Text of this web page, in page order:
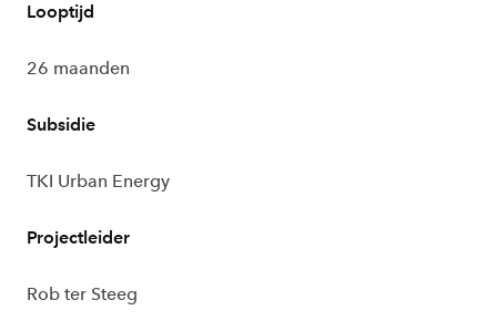
Looptijd
26 maanden
Subsidie
TKI Urban Energy
Projectleider
Rob ter Steeg